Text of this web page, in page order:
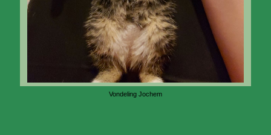
Vondeling Jochem